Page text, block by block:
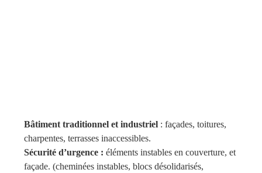
Bâtiment traditionnel et industriel : façades, toitures,
charpentes, terrasses inaccessibles.
Sécurité d’urgence : éléments instables en couverture, et
façade. (cheminées instables, blocs désolidarisés,